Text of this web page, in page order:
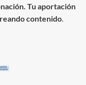
Tu aportación
contenido.